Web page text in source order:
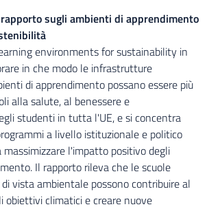
sugli ambienti di apprendimento
environments for sustainability in
in che modo le infrastrutture
di apprendimento possano essere più
alla salute, al benessere e
studenti in tutta l'UE, e si concentra
a livello istituzionale e politico
l'impatto positivo degli
Il rapporto rileva che le scuole
vista ambientale possono contribuire al
obiettivi climatici e creare nuove